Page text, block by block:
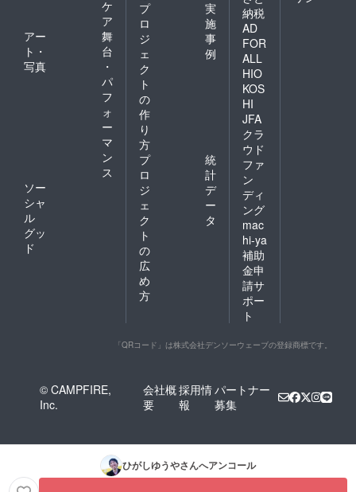
ケ
ア
アー
ト・
写真
舞
台
・
パ
フ
ォ
ー
マ
ン
ス
ソー
シャ
ル
グッ
ド
プ
ロ
ジ
ェ
ク
ト
の
作
り
方
実
施
事
例
プ
ロ
ジ
ェ
ク
ト
の
広
め
方
統
計
デ
ー
タ
納税
AD
FOR
ALL
HIO
KOS
HI
JFA
クラ
ウド
ファ
ン
ディ
ング
mac
hi-ya
補助
金申
請サ
ポー
ト
「QRコード」は株式会社デンソーウェーブの登録商標です。
© CAMPFIRE,
Inc.
会社概
要
採用情
報
パートナー
募集
ひがしゆうやさんへアンコール